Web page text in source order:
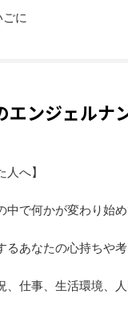
ごに
エンジェルナ
人へ】
中で何かが変わり始
るあなたの心持ちや
、仕事、生活環境、